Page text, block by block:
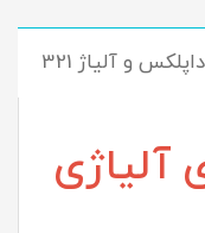
و آلیاژ 321